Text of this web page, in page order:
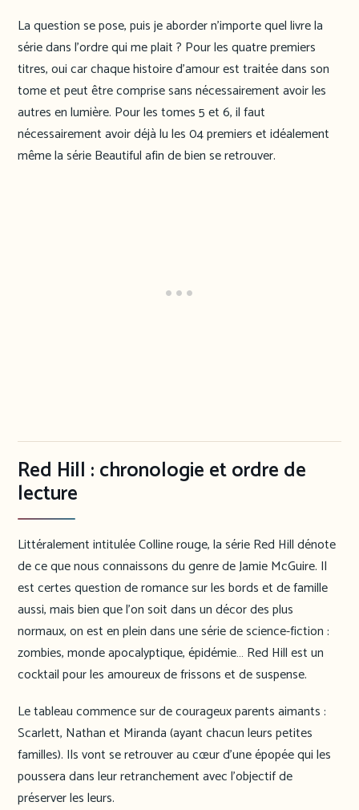
La question se pose, puis je aborder n’importe quel livre la
série dans l’ordre qui me plait ? Pour les quatre premiers
titres, oui car chaque histoire d’amour est traitée dans son
tome et peut être comprise sans nécessairement avoir les
autres en lumière. Pour les tomes 5 et 6, il faut
nécessairement avoir déjà lu les 04 premiers et idéalement
même la série Beautiful afin de bien se retrouver.
Red Hill : chronologie et ordre de
lecture
Littéralement intitulée Colline rouge, la série Red Hill dénote
de ce que nous connaissons du genre de Jamie McGuire. Il
est certes question de romance sur les bords et de famille
aussi, mais bien que l’on soit dans un décor des plus
normaux, on est en plein dans une série de science-fiction :
zombies, monde apocalyptique, épidémie… Red Hill est un
cocktail pour les amoureux de frissons et de suspense.
Le tableau commence sur de courageux parents aimants :
Scarlett, Nathan et Miranda (ayant chacun leurs petites
familles). Ils vont se retrouver au cœur d’une épopée qui les
poussera dans leur retranchement avec l’objectif de
préserver les leurs.